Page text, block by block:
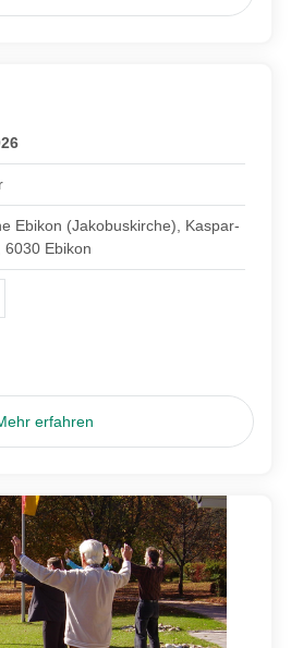
Ebikon (Jakobuskirche), Kaspar-
6030 Ebikon
erfahren